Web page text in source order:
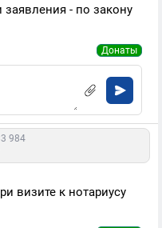
заявления - по закону
Донаты
984
визите к нотариусу